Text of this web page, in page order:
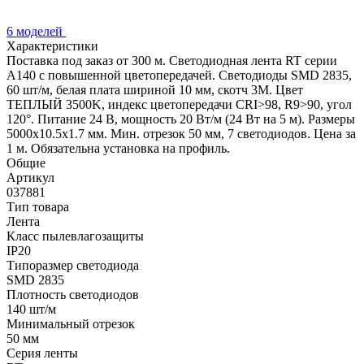
6 моделей
Характеристики
Поставка под заказ от 300 м. Светодиодная лента RT серии
A140 с повышенной цветопередачей. Светодиоды SMD 2835,
60 шт/м, белая плата шириной 10 мм, скотч 3М. Цвет
ТЕПЛЫЙ 3500K, индекс цветопередачи CRI>98, R9>90, угол
120°. Питание 24 В, мощность 20 Вт/м (24 Вт на 5 м). Размеры
5000х10.5х1.7 мм. Мин. отрезок 50 мм, 7 светодиодов. Цена за
1 м. Обязательна установка на профиль.
Общие
Артикул
037881
Тип товара
Лента
Класс пылевлагозащиты
IP20
Типоразмер светодиода
SMD 2835
Плотность светодиодов
140 шт/м
Минимальный отрезок
50 мм
Серия ленты